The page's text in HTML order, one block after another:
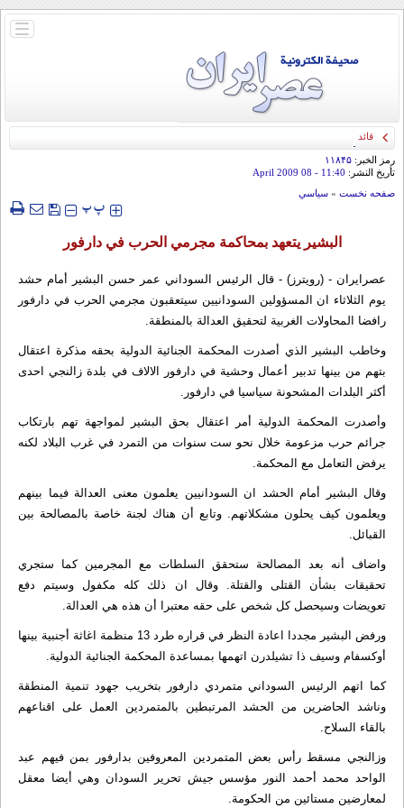
باز
قائد الحرس الثوري: إيران ستدمر أمريكا وإسرائيل والسعودية إذا تجاوزت خطوط طهران
الحمراء
رمز الخبر: ۱۱۸۴۵
تأريخ النشر: 11:40
- 08 April 2009
صفحه نخست » سياسي
‍‍‍ پپ
البشير يتعهد بمحاكمة مجرمي الحرب في دارفور
عصرایران - (رويترز) - قال الرئيس السوداني عمر حسن البشير أمام حشد
يوم الثلاثاء ان المسؤولين السودانيين سيتعقبون مجرمي الحرب في دارفور
رافضا المحاولات الغربية لتحقيق العدالة بالمنطقة.
وخاطب البشير الذي أصدرت المحكمة الجنائية الدولية بحقه مذكرة اعتقال
بتهم من بينها تدبير أعمال وحشية في دارفور الالاف في بلدة زالنجي احدى
أكثر البلدات المشحونة سياسيا في دارفور.
وأصدرت المحكمة الدولية أمر اعتقال بحق البشير لمواجهة تهم بارتكاب
جرائم حرب مزعومة خلال نحو ست سنوات من التمرد في غرب البلاد لكنه
يرفض التعامل مع المحكمة.
وقال البشير أمام الحشد ان السودانيين يعلمون معنى العدالة فيما بينهم
ويعلمون كيف يحلون مشكلاتهم. وتابع أن هناك لجنة خاصة بالمصالحة بين
القبائل.
واضاف أنه بعد المصالحة ستحقق السلطات مع المجرمين كما ستجري
تحقيقات بشأن القتلى والقتلة. وقال ان ذلك كله مكفول وسيتم دفع
تعويضات وسيحصل كل شخص على حقه معتبرا أن هذه هي العدالة.
ورفض البشير مجددا اعادة النظر في قراره طرد 13 منظمة اغاثة أجنبية بينها
أوكسفام وسيف ذا تشيلدرن اتهمها بمساعدة المحكمة الجنائية الدولية.
كما اتهم الرئيس السوداني متمردي دارفور بتخريب جهود تنمية المنطقة
وناشد الحاضرين من الحشد المرتبطين بالمتمردين العمل على اقناعهم
بالقاء السلاح.
وزالنجي مسقط رأس بعض المتمردين المعروفين بدارفور بمن فيهم عبد
الواحد محمد أحمد النور مؤسس جيش تحرير السودان وهي أيضا معقل
لمعارضين مستائين من الحكومة.